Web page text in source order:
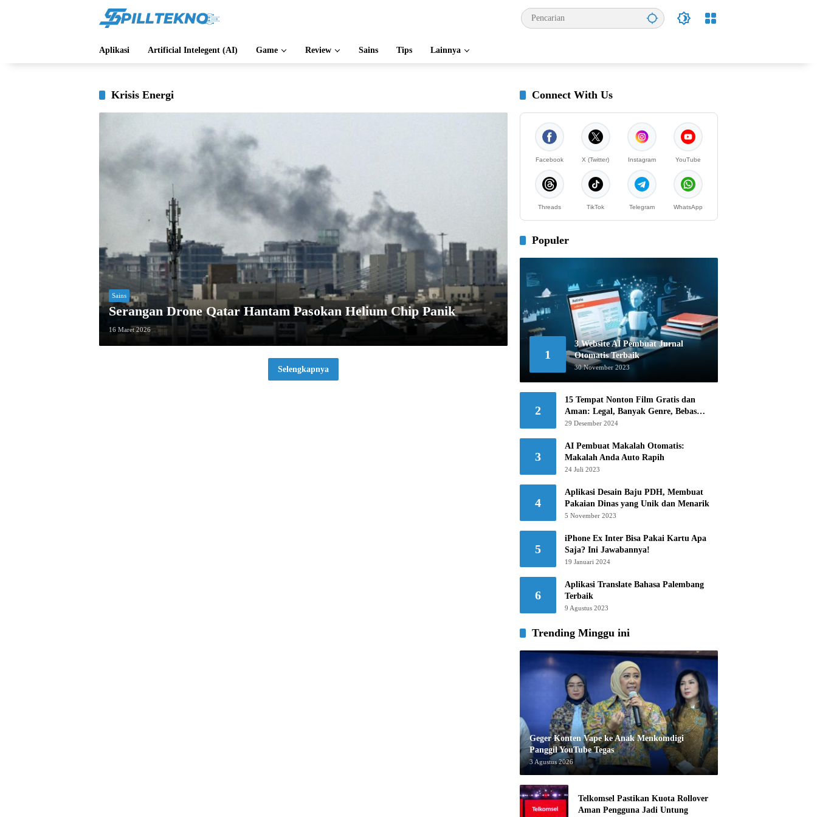
Aplikasi Artificial Intelegent (AI) Game Review Sains Tips Lainnya
Krisis Energi
Sains
Serangan Drone Qatar Hantam Pasokan Helium Chip Panik
16 Maret 2026
Selengkapnya
Connect With Us
Facebook X (Twitter) Instagram YouTube
Threads TikTok Telegram WhatsApp
Populer
1
3 Website AI Pembuat Jurnal
Otomatis Terbaik
30 November 2023
2
15 Tempat Nonton Film Gratis dan
Aman: Legal, Banyak Genre, Bebas
Khawatir!
29 Desember 2024
3
AI Pembuat Makalah Otomatis:
Makalah Anda Auto Rapih
24 Juli 2023
4
Aplikasi Desain Baju PDH, Membuat
Pakaian Dinas yang Unik dan Menarik
5 November 2023
5
iPhone Ex Inter Bisa Pakai Kartu Apa
Saja? Ini Jawabannya!
19 Januari 2024
6
Aplikasi Translate Bahasa Palembang
Terbaik
9 Agustus 2023
Trending Minggu ini
Geger Konten Vape ke Anak Menkomdigi
Panggil YouTube Tegas
3 Agustus 2026
Telkomsel Pastikan Kuota Rollover
Aman Pengguna Jadi Untung